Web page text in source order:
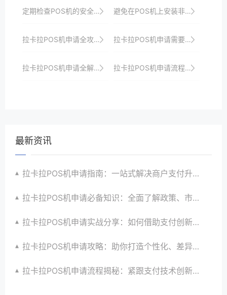
定期检查POS机的安全补丁，确保系统安全。 避免在POS机上安装非官方软件，以防病毒或恶意软件。
拉卡拉POS机申请全攻略：从入门到精通的实战指南 拉卡拉POS机申请需要哪些材料？详细清单
拉卡拉POS机申请全解析：从申请到使用的深度剖析 拉卡拉POS机申请流程：线下申请的详细步骤
最新资讯
拉卡拉POS机申请指南：一站式解决商户支付升级、智能化与创新需求
拉卡拉POS机申请必备知识：全面了解政策、市场、技术与创新趋势
拉卡拉POS机申请实战分享：如何借助支付创新技术提升商户运营效益与效率
拉卡拉POS机申请攻略：助你打造个性化、差异化支付体验以提升竞争力
拉卡拉POS机申请流程揭秘：紧跟支付技术创新步伐，抢占市场先机